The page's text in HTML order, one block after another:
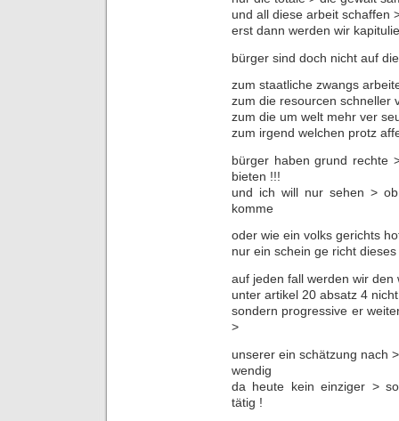
und all diese arbeit schaffen
erst dann werden wir
bürger sind doch nicht auf
zum staatliche zwangs
zum die resourcen schneller
zum die um welt mehr ver
zum irgend welchen protz
bürger haben grund rechte
bieten !!!
und ich will nur sehen >
komme
oder wie ein volks gerichts
nur ein schein ge richt
auf jeden fall werden wir den
unter artikel 20 absatz 4
sondern progressive er
>
unserer ein schätzung nach
wendig
da heute kein einziger >
tätig !